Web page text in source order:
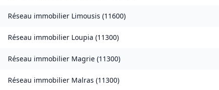
Réseau immobilier Limousis (11600)
Réseau immobilier Loupia (11300)
Réseau immobilier Magrie (11300)
Réseau immobilier Malras (11300)